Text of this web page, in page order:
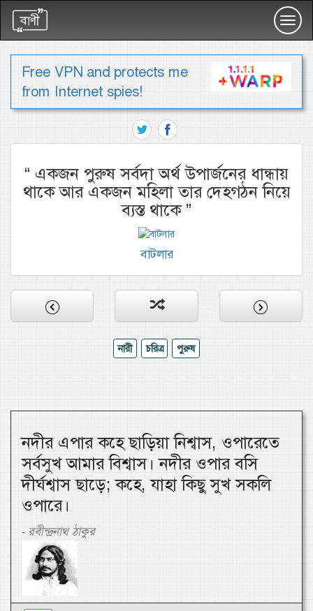
Free VPN and protects me
from Internet spies!
“ একজন পুরুষ সর্বদা অর্থ উপার্জনের ধান্ধায়
থাকে আর একজন মহিলা তার দেহগঠন নিয়ে
ব্যস্ত থাকে”
বাটলার
নারী চরিত্র পুরুষ
নদীর এপার কহে ছাড়িয়া নিশ্বাস, ওপারেতে
সর্বসুখ আমার বিশ্বাস। নদীর ওপার বসি
দীর্ঘশ্বাস ছাড়ে; কহে, যাহা কিছু সুখ সকলি
ওপারে।
- রবীন্দ্রনাথ ঠাকুর